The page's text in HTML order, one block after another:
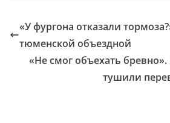
«У фургона отказали
тюменской объездной
«Не смог объехать
тушили